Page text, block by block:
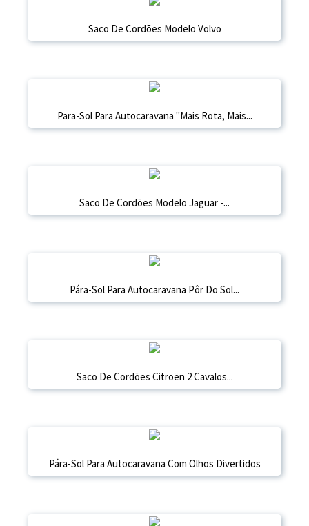
Saco De Cordões Modelo Volvo
Para-Sol Para Autocaravana "Mais Rota, Mais...
Saco De Cordões Modelo Jaguar -...
Pára-Sol Para Autocaravana Pôr Do Sol...
Saco De Cordões Citroën 2 Cavalos...
Pára-Sol Para Autocaravana Com Olhos Divertidos